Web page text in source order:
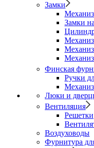
Замки
Замки
Финская
Ручки
Люки и
Вентиляция
Решетки
Воздуховоды
Фурнитура